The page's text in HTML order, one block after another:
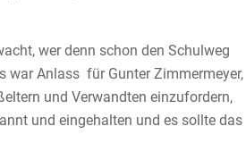
wer denn schon den Schulweg
war Anlass für Gunter Zimmermeyer,
und Verwandten einzufordern,
und eingehalten und es sollte das